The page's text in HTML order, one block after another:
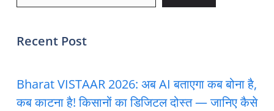
Recent Post
Bharat VISTAAR 2026: अब AI बताएगा कब बोना है,
कब काटना है! किसानों का डिजिटल दोस्त — जानिए कैसे